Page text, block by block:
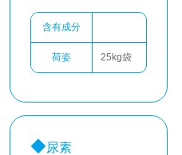
含有成分
荷姿 25kg袋
尿素